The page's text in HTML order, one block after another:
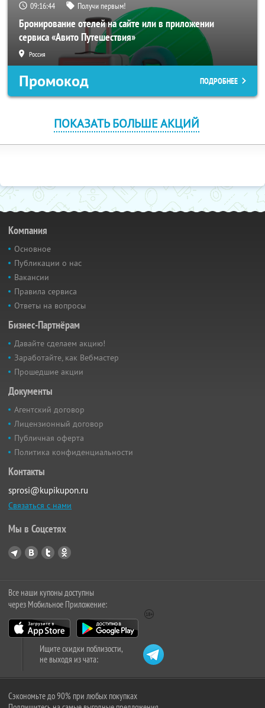
09:16:44 Получи первым!
Бронирование отелей на сайте или в приложении
сервиса «Авито Путешествия»
Россия
Промокод ПОДРОБНЕЕ
ПОКАЗАТЬ БОЛЬШЕ АКЦИЙ
Компания
Основное
Публикации о нас
Вакансии
Правила сервиса
Ответы на вопросы
Бизнес-Партнёрам
Давайте сделаем акцию!
Заработайте, как Вебмастер
Прошедшие акции
Документы
Агентский договор
Лицензионный договор
Публичная оферта
Политика конфиденциальности
Контакты
sprosi@kupikupon.ru
Связаться с нами
Мы в Соцсетях
Все наши купоны доступны
через Мобильное Приложение:
Ищите скидки поблизости,
не выходя из чата:
Сэкономьте до 90% при любых покупках